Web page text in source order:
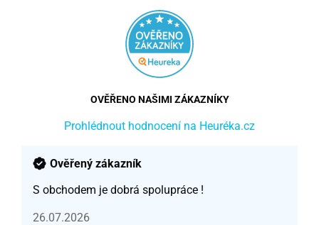
OVĚŘENO NAŠIMI ZÁKAZNÍKY
Prohlédnout hodnocení na Heuréka.cz
Ověřený zákazník
S obchodem je dobrá spolupráce !
26.07.2026